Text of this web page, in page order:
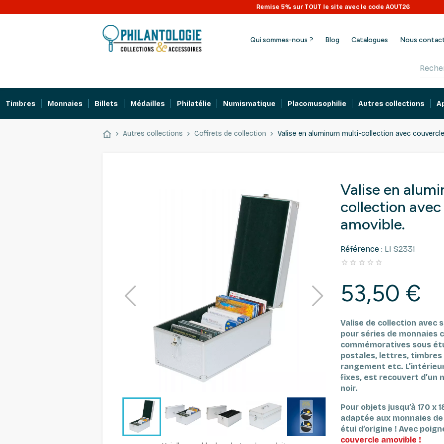
Remise 5% sur TOUT le site avec le code AOUT26
OUVERT tout l'été : expéditions en continu pendant les vacances !
Qui sommes-nous ? Blog Catalogues Nous
Timbres Monnaies Billets Médailles Philatélie Numismatique Placomusophilie Autres collections
Autres collections Coffrets de collection Valise en aluminum multi-collection avec
Valise en
collection
amovible.
Référence : LI S2331
    
53,50 €
Valise de collection avec
pour séries de monnaies
commémoratives sous
postales, lettres, timbres
rangement etc.
fixes, est recouvert d’un
noir.
Pour objets jusqu’à 170 x
adaptée aux monnaies
étui d’origine ! Avec
couvercle amovible !